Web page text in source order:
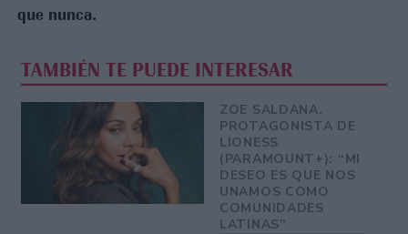
que nunca.
TAMBIÉN TE PUEDE INTERESAR
ZOE SALDANA,
PROTAGONISTA DE
LIONESS
(PARAMOUNT+): “MI
DESEO ES QUE NOS
UNAMOS COMO
COMUNIDADES
LATINAS”